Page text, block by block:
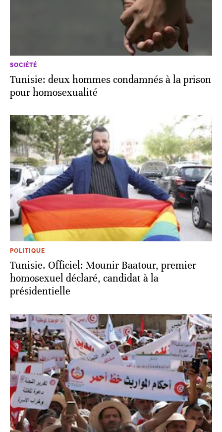
SOCIÉTÉ
Tunisie: deux hommes condamnés à la prison
pour homosexualité
POLITIQUE
Tunisie. Officiel: Mounir Baatour, premier
homosexuel déclaré, candidat à la
présidentielle